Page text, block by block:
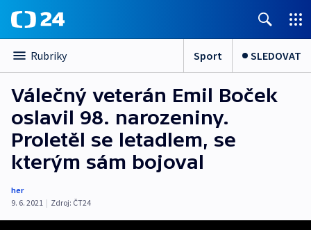
Rubriky Sport SLEDOVAT
Válečný veterán Emil Boček
oslavil 98. narozeniny.
Proletěl se letadlem, se
kterým sám bojoval
her
9. 6. 2021 | Zdroj: ČT24